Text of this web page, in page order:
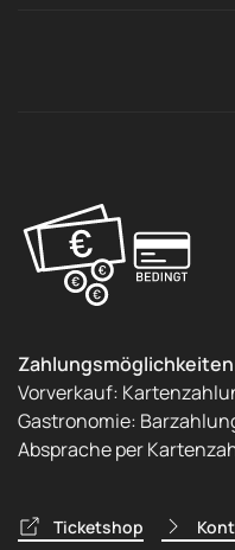
Vorverkauf:
Gastronomie:
Absprache per
Ticketshop